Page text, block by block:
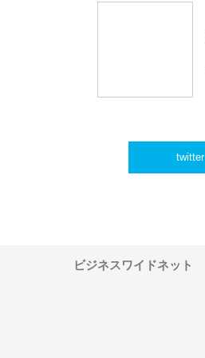
twitter
ビジネスワイドネット